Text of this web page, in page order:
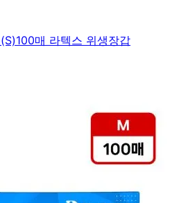
매 라텍스 위생장갑